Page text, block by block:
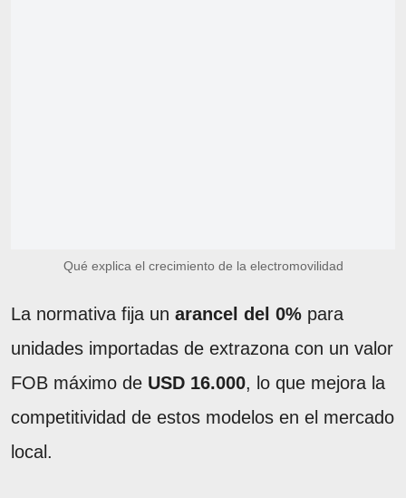
Qué explica el crecimiento de la electromovilidad
La normativa fija un arancel del 0% para
unidades importadas de extrazona con un valor
FOB máximo de USD 16.000, lo que mejora la
competitividad de estos modelos en el mercado
local.